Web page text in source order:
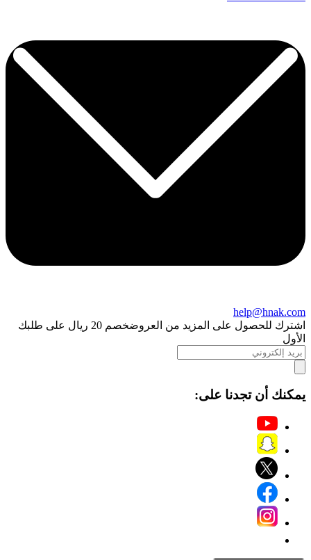
help@hnak.com
اشترك للحصول على المزيد من العروض
خصم 20 ريال على طلبك
الأول
يمكنك أن تجدنا على: